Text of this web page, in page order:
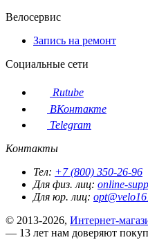
Велосервис
Запись на ремонт
Социальные сети
Rutube
ВКонтакте
Telegram
Контакты
Тел: +7 (800) 350-26-96
Для физ. лиц: online-
Для юр. лиц:
© 2013-2026, Интернет-
— 13 лет нам доверяют